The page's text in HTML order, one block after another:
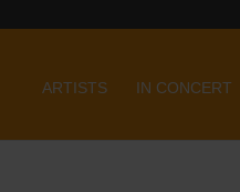
ARTISTS IN CONCERT